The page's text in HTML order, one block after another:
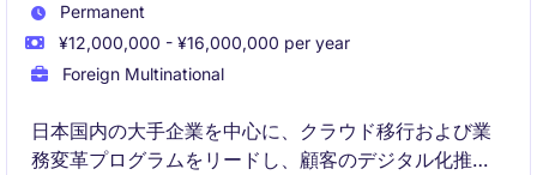
Permanent
¥12,000,000 - ¥16,000,000 per year
Foreign Multinational
日本国内の大手企業を中心に、クラウド移行および業
務変革プログラムをリードし、顧客のデジタル化推進